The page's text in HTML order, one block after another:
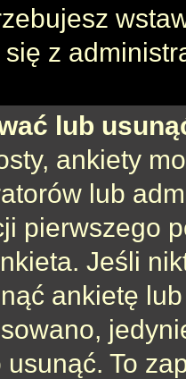
z
lub
ankiety
lub
pierwszego
Jeśli
ankietę
To